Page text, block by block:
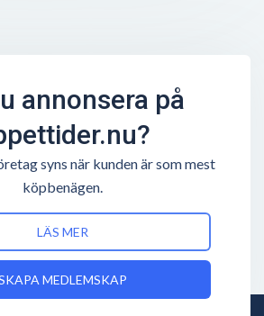
annonsera på
syns när kunden är som mest
köpbenägen.
LÄS MER
MEDLEMSKAP